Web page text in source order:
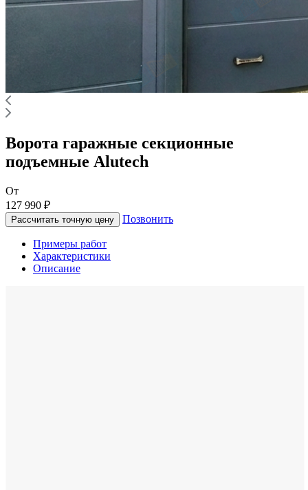
Ворота гаражные секционные
подъемные Alutech
От
127 990 ₽
Рассчитать точную цену Позвонить
Примеры работ
Характеристики
Описание